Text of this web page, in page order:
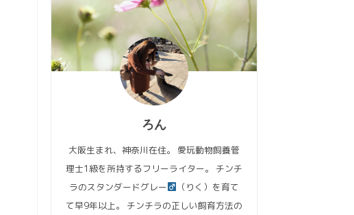
ろん
大阪生まれ、神奈川在住。 愛玩動物飼養管
理士1級を所持するフリーライター。 チンチ
ラのスタンダードグレー
（りく）を育て
て早9年以上。 チンチラの正しい飼育方法の